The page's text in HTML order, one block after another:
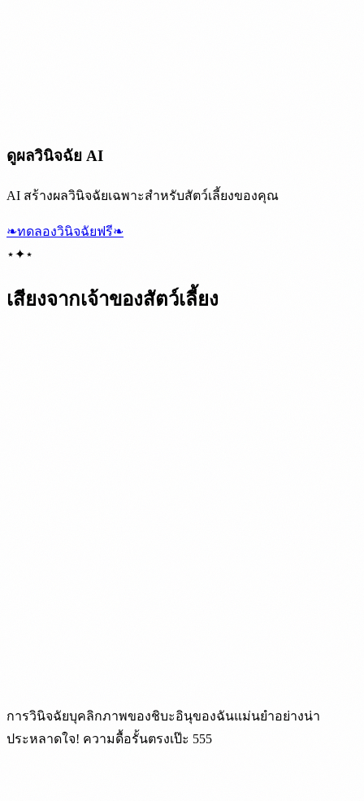
ดูผลวินิจฉัย AI
AI สร้างผลวินิจฉัยเฉพาะสำหรับสัตว์เลี้ยงของคุณ
❧ทดลองวินิจฉัยฟรี❧
⋆✦⋆
เสียงจากเจ้าของสัตว์เลี้ยง
การวินิจฉัยบุคลิกภาพของชิบะอินุของฉันแม่นยำอย่างน่า
ประหลาดใจ! ความดื้อรั้นตรงเป๊ะ 555